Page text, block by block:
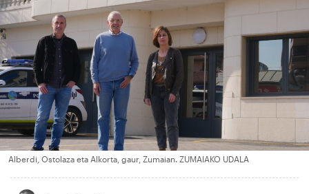
Alberdi, Ostolaza eta Alkorta, gaur, Zumaian. ZUMAIAKO UDALA